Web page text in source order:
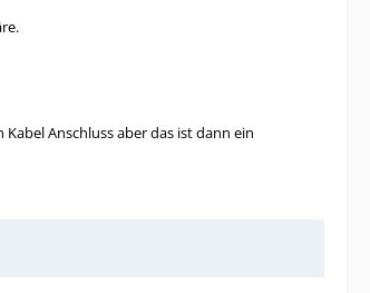
Anschluss aber das ist dann ein